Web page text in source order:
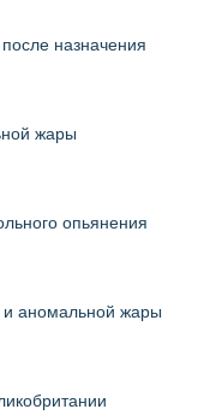
назначения
жары
опьянения
и аномальной жары